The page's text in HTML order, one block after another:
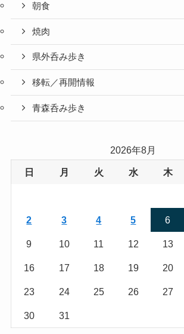
朝食
焼肉
県外呑み歩き
移転／再開情報
青森呑み歩き
2026年8月
日 月 火 水 木
2 3 4 5 6
9 10 11 12 13
16 17 18 19 20
23 24 25 26 27
30 31